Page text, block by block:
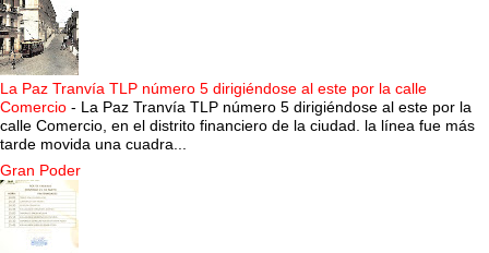
La Paz Tranvía TLP número 5 dirigiéndose al este por la calle
Comercio - La Paz Tranvía TLP número 5 dirigiéndose al este por la
calle Comercio, en el distrito financiero de la ciudad. la línea fue más
tarde movida una cuadra...
Gran Poder